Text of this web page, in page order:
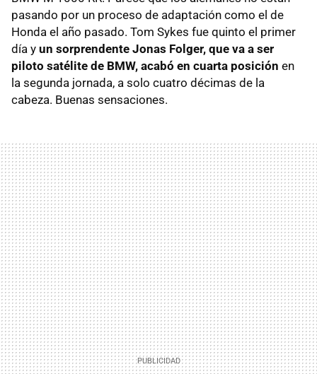
pasando por un proceso de adaptación como el de
Honda el año pasado. Tom Sykes fue quinto el primer
día y un sorprendente Jonas Folger, que va a ser
piloto satélite de BMW, acabó en cuarta posición en
la segunda jornada, a solo cuatro décimas de la
cabeza. Buenas sensaciones.